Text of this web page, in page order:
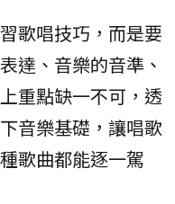
歌唱技巧，而是要
達、音樂的音準、
重點缺一不可，透
音樂基礎，讓唱歌
歌曲都能逐一駕